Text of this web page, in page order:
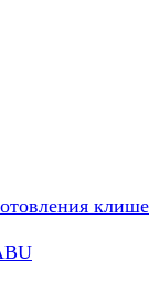
клише